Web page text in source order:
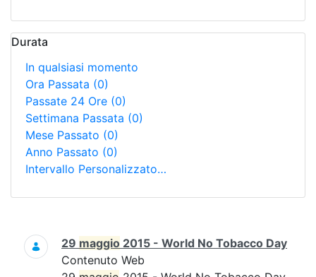
Durata
In qualsiasi momento
Ora Passata (0)
Passate 24 Ore (0)
Settimana Passata (0)
Mese Passato (0)
Anno Passato (0)
Intervallo Personalizzato…
Ricerca
29 maggio 2015 - World No Tobacco Day
Contenuto Web